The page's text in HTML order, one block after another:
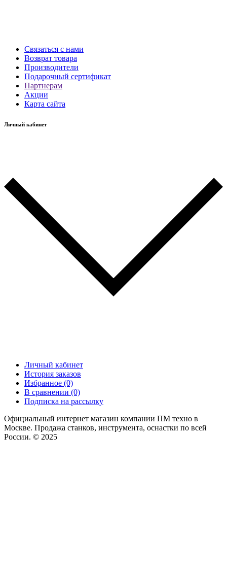
Связаться с нами
Возврат товара
Производители
Подарочный сертификат
Партнерам
Акции
Карта сайта
Личный кабинет
Личный кабинет
История заказов
Избранное (0)
В сравнении (0)
Подписка на рассылку
Официальный интернет магазин компании ПМ техно в
Москве. Продажа станков, инструмента, оснастки по всей
России. © 2025